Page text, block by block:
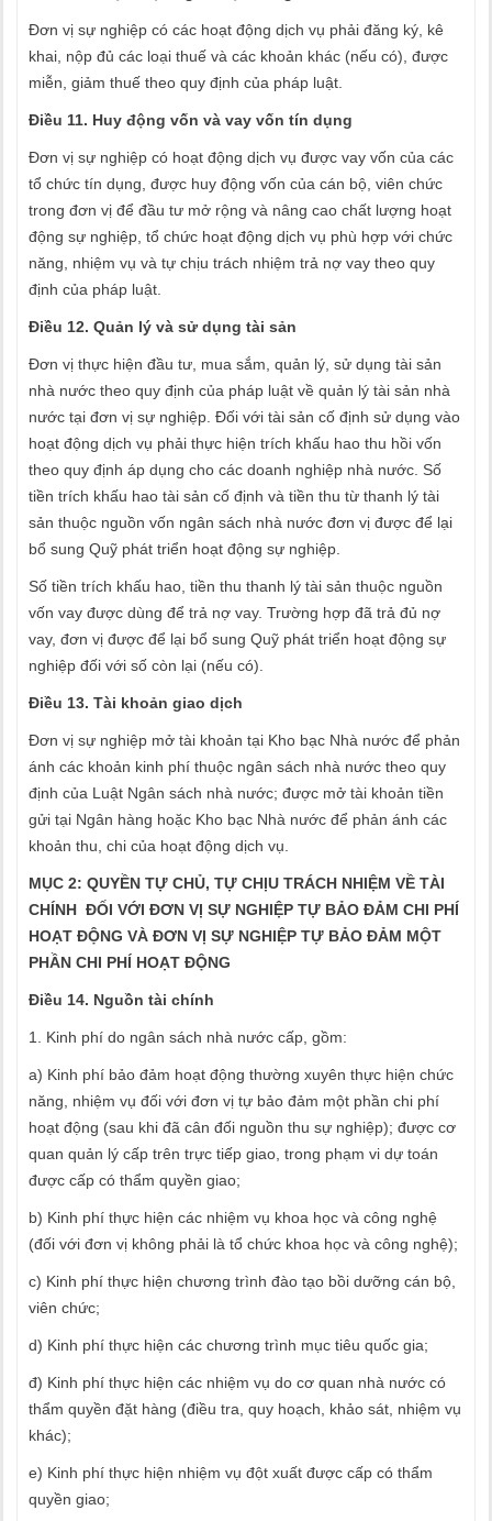
Đơn vị sự nghiệp có các hoạt động dịch vụ phải đăng ký, kê
khai, nộp đủ các loại thuế và các khoản khác (nếu có), được
miễn, giảm thuế theo quy định của pháp luật.
Điều 11. Huy động vốn và vay vốn tín dụng
Đơn vị sự nghiệp có hoạt động dịch vụ được vay vốn của các
tổ chức tín dụng, được huy động vốn của cán bộ, viên chức
trong đơn vị để đầu tư mở rộng và nâng cao chất lượng hoạt
động sự nghiệp, tổ chức hoạt động dịch vụ phù hợp với chức
năng, nhiệm vụ và tự chịu trách nhiệm trả nợ vay theo quy
định của pháp luật.
Điều 12. Quản lý và sử dụng tài sản
Đơn vị thực hiện đầu tư, mua sắm, quản lý, sử dụng tài sản
nhà nước theo quy định của pháp luật về quản lý tài sản nhà
nước tại đơn vị sự nghiệp. Đối với tài sản cố định sử dụng vào
hoạt động dịch vụ phải thực hiện trích khấu hao thu hồi vốn
theo quy định áp dụng cho các doanh nghiệp nhà nước. Số
tiền trích khấu hao tài sản cố định và tiền thu từ thanh lý tài
sản thuộc nguồn vốn ngân sách nhà nước đơn vị được để lại
bổ sung Quỹ phát triển hoạt động sự nghiệp.
Số tiền trích khấu hao, tiền thu thanh lý tài sản thuộc nguồn
vốn vay được dùng để trả nợ vay. Trường hợp đã trả đủ nợ
vay, đơn vị được để lại bổ sung Quỹ phát triển hoạt động sự
nghiệp đối với số còn lại (nếu có).
Điều 13. Tài khoản giao dịch
Đơn vị sự nghiệp mở tài khoản tại Kho bạc Nhà nước để phản
ánh các khoản kinh phí thuộc ngân sách nhà nước theo quy
định của Luật Ngân sách nhà nước; được mở tài khoản tiền
gửi tại Ngân hàng hoặc Kho bạc Nhà nước để phản ánh các
khoản thu, chi của hoạt động dịch vụ.
MỤC 2: QUYỀN TỰ CHỦ, TỰ CHỊU TRÁCH NHIỆM VỀ TÀI
CHÍNH ĐỐI VỚI ĐƠN VỊ SỰ NGHIỆP TỰ BẢO ĐẢM CHI PHÍ
HOẠT ĐỘNG VÀ ĐƠN VỊ SỰ NGHIỆP TỰ BẢO ĐẢM MỘT
PHẦN CHI PHÍ HOẠT ĐỘNG
Điều 14. Nguồn tài chính
1. Kinh phí do ngân sách nhà nước cấp, gồm:
a) Kinh phí bảo đảm hoạt động thường xuyên thực hiện chức
năng, nhiệm vụ đối với đơn vị tự bảo đảm một phần chi phí
hoạt động (sau khi đã cân đối nguồn thu sự nghiệp); được cơ
quan quản lý cấp trên trực tiếp giao, trong phạm vi dự toán
được cấp có thẩm quyền giao;
b) Kinh phí thực hiện các nhiệm vụ khoa học và công nghệ
(đối với đơn vị không phải là tổ chức khoa học và công nghệ);
c) Kinh phí thực hiện chương trình đào tạo bồi dưỡng cán bộ,
viên chức;
d) Kinh phí thực hiện các chương trình mục tiêu quốc gia;
đ) Kinh phí thực hiện các nhiệm vụ do cơ quan nhà nước có
thẩm quyền đặt hàng (điều tra, quy hoạch, khảo sát, nhiệm vụ
khác);
e) Kinh phí thực hiện nhiệm vụ đột xuất được cấp có thẩm
quyền giao;